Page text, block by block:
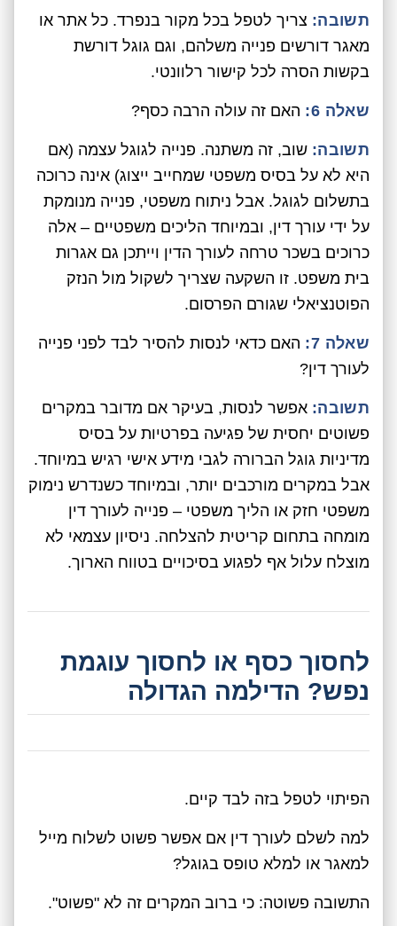
תשובה: צריך לטפל בכל מקור בנפרד. כל אתר או
מאגר דורשים פנייה משלהם, וגם גוגל דורשת
בקשות הסרה לכל קישור רלוונטי.
שאלה 6: האם זה עולה הרבה כסף?
תשובה: שוב, זה משתנה. פנייה לגוגל עצמה (אם
היא לא על בסיס משפטי שמחייב ייצוג) אינה כרוכה
בתשלום לגוגל. אבל ניתוח משפטי, פנייה מנומקת
על ידי עורך דין, ובמיוחד הליכים משפטיים – אלה
כרוכים בשכר טרחה לעורך הדין וייתכן גם אגרות
בית משפט. זו השקעה שצריך לשקול מול הנזק
הפוטנציאלי שגורם הפרסום.
שאלה 7:
האם כדאי לנסות להסיר לבד לפני פנייה
לעורך דין?
תשובה: אפשר לנסות, בעיקר אם מדובר במקרים
פשוטים יחסית של פגיעה בפרטיות על בסיס
מדיניות גוגל הברורה לגבי מידע אישי רגיש במיוחד.
אבל במקרים מורכבים יותר, ובמיוחד כשנדרש נימוק
משפטי חזק או הליך משפטי – פנייה לעורך דין
מומחה בתחום קריטית להצלחה. ניסיון עצמאי לא
מוצלח עלול אף לפגוע בסיכויים בטווח הארוך.
לחסוך כסף או לחסוך עוגמת
נפש? הדילמה הגדולה
הפיתוי לטפל בזה לבד קיים.
למה לשלם לעורך דין אם אפשר פשוט לשלוח מייל
למאגר או למלא טופס בגוגל?
התשובה פשוטה: כי ברוב המקרים זה לא "פשוט".